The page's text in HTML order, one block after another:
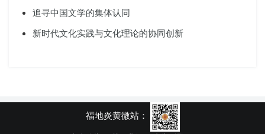
追寻中国文学的集体认同
新时代文化实践与文化理论的协同创新
福地炎黄微站：